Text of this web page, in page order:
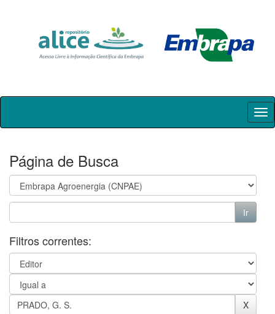
Skip
Página de Busca
Filtros correntes: